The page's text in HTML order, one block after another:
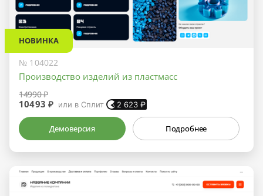
НОВИНКА
№ 104022
Производство изделий из пластмасс
14990 ₽
10493 ₽ или в Сплит 2 623 ₽
Демоверсия Подробнее